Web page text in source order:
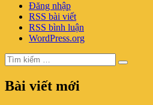
Đăng nhập
RSS bài viết
RSS bình luận
WordPress.org
Tìm
kiếm:
Tìm
Bài viết mới